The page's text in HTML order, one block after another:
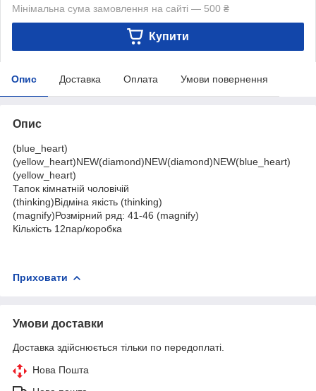
Мінімальна сума замовлення на сайті — 500 ₴
Купити
Опис Доставка Оплата Умови повернення
Опис
(blue_heart)
(yellow_heart)NEW(diamond)NEW(diamond)NEW(blue_heart)
(yellow_heart)
Тапок кімнатній чоловічій
(thinking)Відміна якість (thinking)
(magnify)Розмірний ряд: 41-46 (magnify)
Кількість 12пар/коробка
Приховати
Умови доставки
Доставка здійснюється тільки по передоплаті.
Нова Пошта